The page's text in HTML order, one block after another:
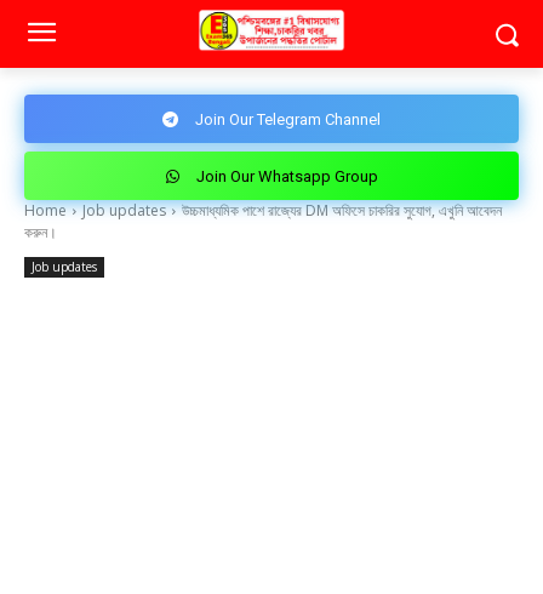
Join Our Telegram Channel
Join Our Whatsapp Group
Home Job updates
উচ্চমাধ্যমিক পাশে রাজ্যের DM অফিসে চাকরির সুযোগ, এখুনি আবেদন
করুন।
Job updates